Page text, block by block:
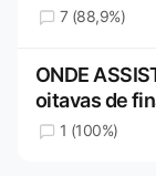
7 (88,9%)
ONDE
oitavas de
1 (100%)